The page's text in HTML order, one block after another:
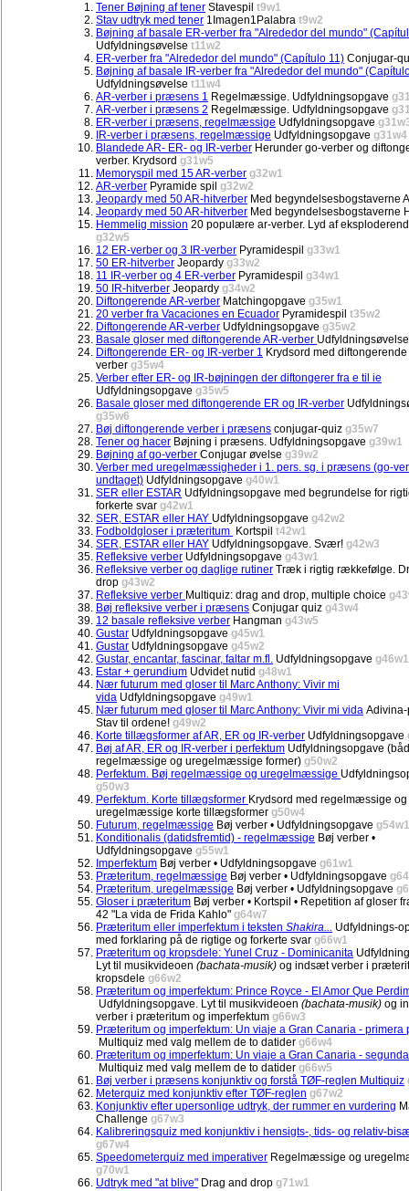
Tener Bøjning af tener Stavespil t9w1
Stav udtryk med tener 1Imagen1Palabra t9w2
Bøjning af basale ER-verber fra "Alrededor del mundo"
Udfyldningsøvelse t11w2
ER-verber fra "Alrededor del mundo" (Capítulo 11) Conjugar-
Bøjning af basale IR-verber fra "Alrededor del mundo"
Udfyldningsøvelse t11w4
AR-verber i præsens 1 Regelmæssige. Udfyldningsopgave
AR-verber i præsens 2 Regelmæssige. Udfyldningsopgave
ER-verber i præsens, regelmæssige Udfyldningsopgave
IR-verber i præsens, regelmæssige Udfyldningsopgave g31w4
Blandede AR- ER- og IR-verber Herunder go-verber og
verber. Krydsord g31w5
Memoryspil med 15 AR-verber g32w1
AR-verber Pyramide spil g32w2
Jeopardy med 50 AR-hitverber Med begyndelsesbogstaverne
Jeopardy med 50 AR-hitverber Med begyndelsesbogstaverne
Hemmelig mission 20 populære ar-verber. Lyd af
g32w5
12 ER-verber og 3 IR-verber Pyramidespil g33w1
50 ER-hitverber Jeopardy g33w2
11 IR-verber og 4 ER-verber Pyramidespil g34w1
50 IR-hitverber Jeopardy g34w2
Diftongerende AR-verber Matchingopgave g35w1
20 verber fra Vacaciones en Ecuador Pyramidespil t35w2
Diftongerende AR-verber Udfyldningsopgave g35w2
Basale gloser med diftongerende AR-verber
Diftongerende ER- og IR-verber 1 Krydsord med diftongerende
verber g35w4
Verber efter ER- og IR-bøjningen der diftongerer fra e til ie
Udfyldningsopgave g35w5
Basale gloser med diftongerende ER og IR-verber
g35w6
Bøj diftongerende verber i præsens conjugar-quiz g35w7
Tener og hacer Bøjning i præsens. Udfyldningsopgave g39w1
Bøjning af go-verber Conjugar øvelse g39w2
Verber med uregelmæssigheder i 1. pers. sg. i præsens (go-
undtaget) Udfyldningsopgave g40w1
SER eller ESTAR Udfyldningsopgave med begrundelse for
forkerte svar g42w1
SER, ESTAR eller HAY Udfyldningsopgave g42w2
Fodboldgloser i præteritum Kortspil t42w1
SER, ESTAR eller HAY Udfyldningsopgave. Svær! g42w3
Refleksive verber Udfyldningsopgave g43w1
Refleksive verber og daglige rutiner Træk i rigtig rækkefølge.
drop g43w2
Refleksive verber Multiquiz: drag and drop, multiple choice
Bøj refleksive verber i præsens Conjugar quiz g43w4
12 basale refleksive verber Hangman g43w5
Gustar Udfyldningsopgave g45w1
Gustar Udfyldningsopgave g45w2
Gustar, encantar, fascinar, faltar m.fl. Udfyldningsopgave g46w1
Estar + gerundium Udvidet nutid g48w1
Nær futurum med gloser til Marc Anthony: Vivir mi
vida Udfyldningsopgave g49w1
Nær futurum med gloser til Marc Anthony: Vivir mi vida
Stav til ordene! g49w2
Korte tillægsformer af AR, ER og IR-verber Udfyldningsopgave
Bøj af AR, ER og IR-verber i perfektum Udfyldningsopgave
regelmæssige og uregelmæssige former) g50w2
Perfektum. Bøj regelmæssige og uregelmæssige
g50w3
Perfektum. Korte tillægsformer Krydsord med regelmæssige og
uregelmæssige korte tillægsformer g50w4
Futurum, regelmæssige Bøj verber • Udfyldningsopgave g54w1
Konditionalis (datidsfremtid) - regelmæssige Bøj verber •
Udfyldningsopgave g55w1
Imperfektum Bøj verber • Udfyldningsopgave g61w1
Præteritum, regelmæssige Bøj verber • Udfyldningsopgave
Præteritum, uregelmæssige Bøj verber • Udfyldningsopgave
Gloser i præteritum Bøj verber • Kortspil • Repetition af gloser
42 "La vida de Frida Kahlo" g64w7
Præteritum eller imperfektum i teksten Shakira... Udfyldnings-
med forklaring på de rigtige og forkerte svar g66w1
Præteritum og kropsdele: Yunel Cruz - Dominicanita
Lyt til musikvideoen (bachata-musik) og indsæt verber i
kropsdele g66w2
Præteritum og imperfektum: Prince Royce - El Amor Que
Udfyldningsopgave. Lyt til musikvideoen (bachata-musik) og
verber i præteritum og imperfektum g66w3
Præteritum og imperfektum: Un viaje a Gran Canaria - primera
Multiquiz med valg mellem de to datider g66w4
Præteritum og imperfektum: Un viaje a Gran Canaria -
Multiquiz med valg mellem de to datider g66w5
Bøj verber i præsens konjunktiv og forstå TØF-reglen Multiquiz
Meterquiz med konjunktiv efter TØF-reglen g67w2
Konjunktiv efter upersonlige udtryk, der rummer en vurdering
Challenge g67w3
Kalibreringsquiz med konjunktiv i hensigts-, tids- og relativ-
g67w4
Speedometerquiz med imperativer Regelmæssige og
g70w1
Udtryk med "at blive" Drag and drop g71w1